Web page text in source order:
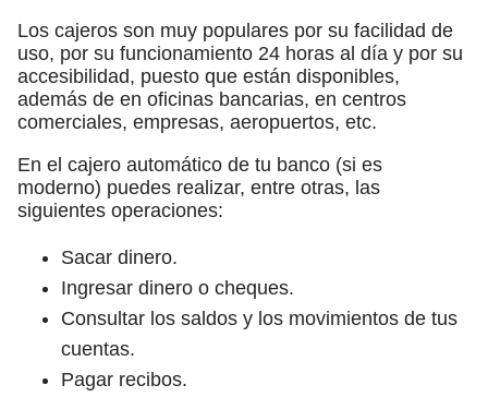
Los cajeros son muy populares por su facilidad de
uso, por su funcionamiento 24 horas al día y por su
accesibilidad, puesto que están disponibles,
además de en oficinas bancarias, en centros
comerciales, empresas, aeropuertos, etc.
En el cajero automático de tu banco (si es
moderno) puedes realizar, entre otras, las
siguientes operaciones:
Sacar dinero.
Ingresar dinero o cheques.
Consultar los saldos y los movimientos de tus
cuentas.
Pagar recibos.